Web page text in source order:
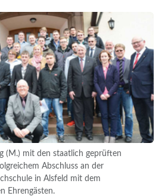
(M.) mit den staatlich geprüften
Abschluss an der
in Alsfeld mit dem
Ehrengästen.